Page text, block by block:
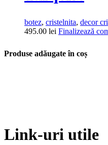
botez, cristelnita, decor
495.00 lei Finalizează
Produse adăugate în coș
Link-uri utile